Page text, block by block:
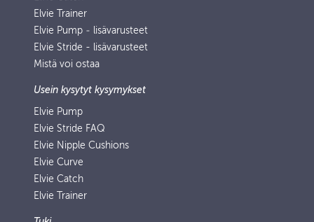
Elvie Trainer
Elvie Pump ‑ lisävarusteet
Elvie Stride - lisävarusteet
Mistä voi ostaa
Usein kysytyt kysymykset
Elvie Pump
Elvie Stride FAQ
Elvie Nipple Cushions
Elvie Curve
Elvie Catch
Elvie Trainer